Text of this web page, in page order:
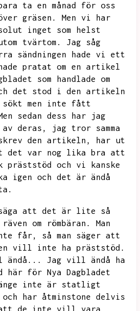
ta en månad för oss
gräsen.
Men vi har
inget som helst
tvärtom.
Jag såg
sändningen hade vi ett
pratat om en artikel
som handlade om
det stod i den artikeln
sökt men inte fått
sedan dess har jag
deras,
jag tror samma
den artikeln,
har ut
det var nog lika bra att
och vi kanske
igen och det är ändå
säga att det är lite så
om römbäran.
Man
får,
så man säger att
vill inte ha präststöd.
ändå...
Jag vill ändå ha
för Nya Dagbladet
inte är statligt
har åtminstone delvis
de inte vill vara